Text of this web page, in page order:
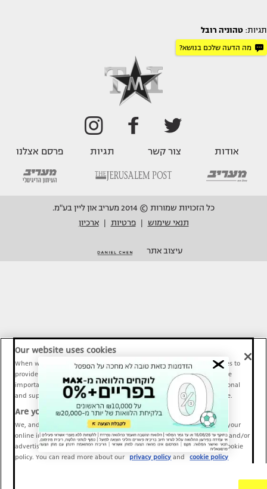
תגיות: טהוניה רובל
מה הדעה שלכם בנושא?
אודות צור קשר תגיות פרסם אצלנו
כל הזכויות שמורות © 2014 מעריב און ליין בע"מ.
תנאי שימוש
פרטיות ארכיון
עיצוב אתר
Our website uses cookies
When we provide Maariv, TMI and Sport1 content online, we use cookies to
provide social media features and to analyze our traffic. These tools are
important and necessary for our website functionality. Others are optional
and support Maariv, TMI and Sport1 activity and your online experience.
Are you happy to accept cookies?
We, and our partners, use information about your use of our site and your
online interactions to improve our services and to personalize content and/or
advertising for you. You can read more about our privacy policy and cookie
policy. You can read more about our
privacy policy and cookie policy